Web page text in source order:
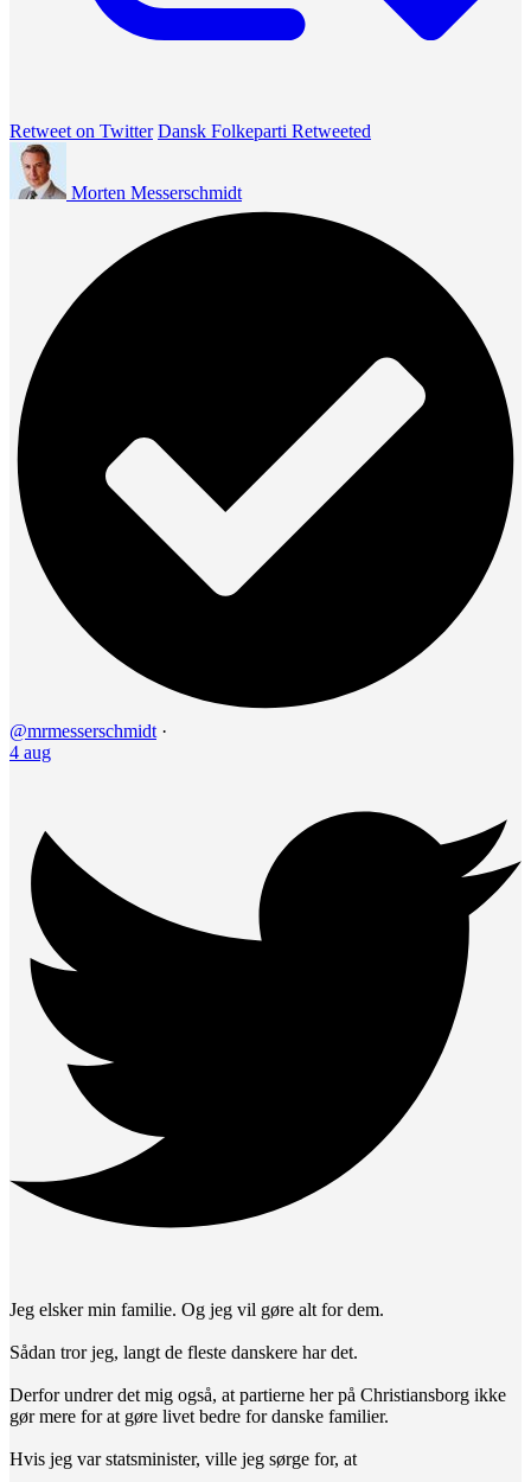
Retweet on Twitter Dansk Folkeparti Retweeted
Morten Messerschmidt
@mrmesserschmidt ·
4 aug
Jeg elsker min familie. Og jeg vil gøre alt for dem.
Sådan tror jeg, langt de fleste danskere har det.
Derfor undrer det mig også, at partierne her på Christiansborg ikke
gør mere for at gøre livet bedre for danske familier.
Hvis jeg var statsminister, ville jeg sørge for, at